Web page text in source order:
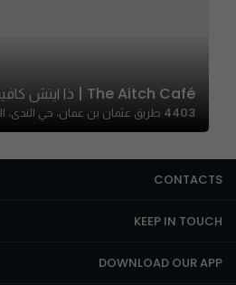
The Aitch Café | ذا ايتش كافيه
4403 طريق عثمان بن عفان، حي الندى، الرياض 13317، السعودية
CONTACTS
KEEP IN TOUCH
DOWNLOAD OUR APP